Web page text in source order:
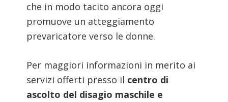
che in modo tacito ancora oggi
promuove un atteggiamento
prevaricatore verso le donne.
Per maggiori informazioni in merito ai
servizi offerti presso il centro di
ascolto del disagio maschile e